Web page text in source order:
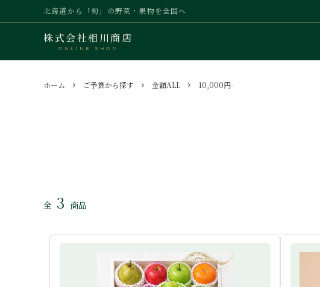
北海道から「旬」の野菜・果物を全国へ
株式会社相川商店
ONLINE SHOP
商品について
ホーム ご予算から探す 金額ALL 10,000円-
全 3 商品